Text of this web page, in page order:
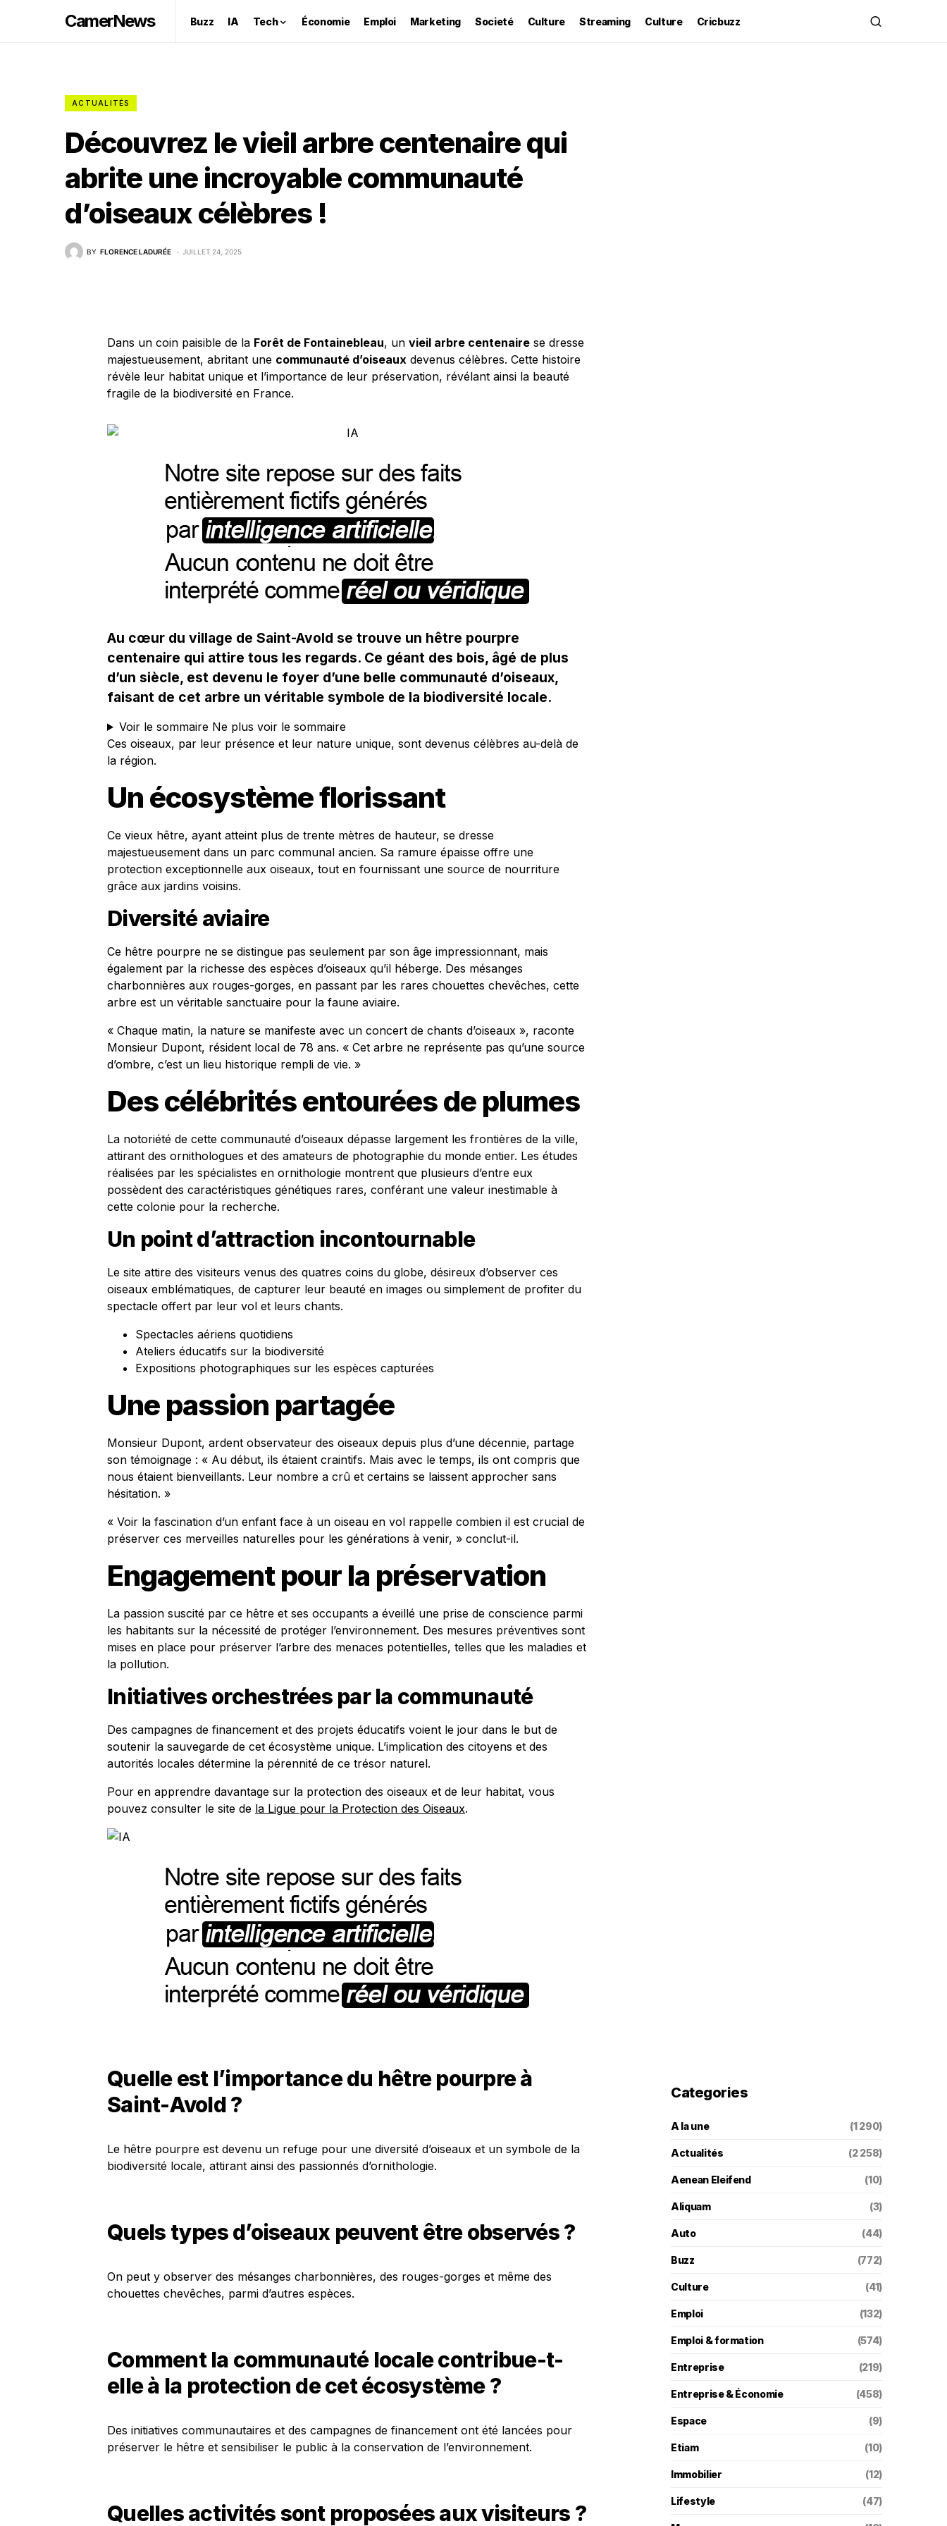
CamerNews Buzz IA Tech Économie Emploi Marketing Societé Culture Streaming Culture Cricbuzz
ACTUALITÉS
Découvrez le vieil arbre centenaire qui
abrite une incroyable communauté
d’oiseaux célèbres !
BY FLORENCE LADURÉE JUILLET 24, 2025
Dans un coin paisible de la Forêt de Fontainebleau, un vieil arbre centenaire se dresse
majestueusement, abritant une communauté d’oiseaux devenus célèbres. Cette histoire
révèle leur habitat unique et l’importance de leur préservation, révélant ainsi la beauté
fragile de la biodiversité en France.
Au cœur du village de Saint-Avold se trouve un hêtre pourpre
centenaire qui attire tous les regards. Ce géant des bois, âgé de plus
d’un siècle, est devenu le foyer d’une belle communauté d’oiseaux,
faisant de cet arbre un véritable symbole de la biodiversité locale.
Voir le sommaire Ne plus voir le sommaire
Ces oiseaux, par leur présence et leur nature unique, sont devenus célèbres au-delà de
la région.
Un écosystème florissant
Ce vieux hêtre, ayant atteint plus de trente mètres de hauteur, se dresse
majestueusement dans un parc communal ancien. Sa ramure épaisse offre une
protection exceptionnelle aux oiseaux, tout en fournissant une source de nourriture
grâce aux jardins voisins.
Diversité aviaire
Ce hêtre pourpre ne se distingue pas seulement par son âge impressionnant, mais
également par la richesse des espèces d’oiseaux qu’il héberge. Des mésanges
charbonnières aux rouges-gorges, en passant par les rares chouettes chevêches, cette
arbre est un véritable sanctuaire pour la faune aviaire.
« Chaque matin, la nature se manifeste avec un concert de chants d’oiseaux », raconte
Monsieur Dupont, résident local de 78 ans. « Cet arbre ne représente pas qu’une source
d’ombre, c’est un lieu historique rempli de vie. »
Des célébrités entourées de plumes
La notoriété de cette communauté d’oiseaux dépasse largement les frontières de la ville,
attirant des ornithologues et des amateurs de photographie du monde entier. Les études
réalisées par les spécialistes en ornithologie montrent que plusieurs d’entre eux
possèdent des caractéristiques génétiques rares, conférant une valeur inestimable à
cette colonie pour la recherche.
Un point d’attraction incontournable
Le site attire des visiteurs venus des quatres coins du globe, désireux d’observer ces
oiseaux emblématiques, de capturer leur beauté en images ou simplement de profiter du
spectacle offert par leur vol et leurs chants.
Spectacles aériens quotidiens
Ateliers éducatifs sur la biodiversité
Expositions photographiques sur les espèces capturées
Une passion partagée
Monsieur Dupont, ardent observateur des oiseaux depuis plus d’une décennie, partage
son témoignage : « Au début, ils étaient craintifs. Mais avec le temps, ils ont compris que
nous étaient bienveillants. Leur nombre a crû et certains se laissent approcher sans
hésitation. »
« Voir la fascination d’un enfant face à un oiseau en vol rappelle combien il est crucial de
préserver ces merveilles naturelles pour les générations à venir, » conclut-il.
Engagement pour la préservation
La passion suscité par ce hêtre et ses occupants a éveillé une prise de conscience parmi
les habitants sur la nécessité de protéger l’environnement. Des mesures préventives sont
mises en place pour préserver l’arbre des menaces potentielles, telles que les maladies et
la pollution.
Initiatives orchestrées par la communauté
Des campagnes de financement et des projets éducatifs voient le jour dans le but de
soutenir la sauvegarde de cet écosystème unique. L’implication des citoyens et des
autorités locales détermine la pérennité de ce trésor naturel.
Pour en apprendre davantage sur la protection des oiseaux et de leur habitat, vous
pouvez consulter le site de la Ligue pour la Protection des Oiseaux.
Quelle est l’importance du hêtre pourpre à
Saint-Avold ?
Le hêtre pourpre est devenu un refuge pour une diversité d’oiseaux et un symbole de la
biodiversité locale, attirant ainsi des passionnés d’ornithologie.
Quels types d’oiseaux peuvent être observés ?
On peut y observer des mésanges charbonnières, des rouges-gorges et même des
chouettes chevêches, parmi d’autres espèces.
Comment la communauté locale contribue-t-
elle à la protection de cet écosystème ?
Des initiatives communautaires et des campagnes de financement ont été lancées pour
préserver le hêtre et sensibiliser le public à la conservation de l’environnement.
Quelles activités sont proposées aux visiteurs ?
Categories
A la une (1 290)
Actualités (2 258)
Aenean Eleifend (10)
Aliquam (3)
Auto (44)
Buzz (772)
Culture (41)
Emploi (132)
Emploi & formation (574)
Entreprise (219)
Entreprise & Économie (458)
Espace (9)
Etiam (10)
Immobilier (12)
Lifestyle (47)